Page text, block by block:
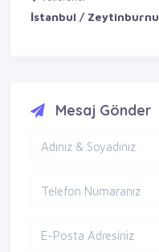
İstanbul / Zeytinburnu
Mesaj Gönder